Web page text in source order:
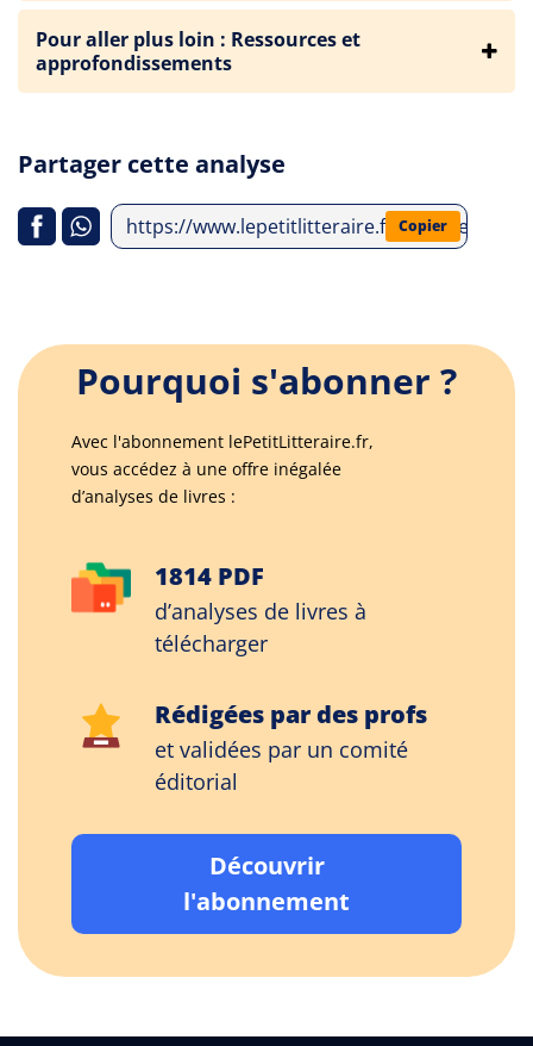
Pour aller plus loin : Ressources et
approfondissements
Partager cette analyse
https://www.lepetitlitteraire.fr/analyses-
Copier
Pourquoi s'abonner ?
Avec l'abonnement lePetitLitteraire.fr,
vous accédez à une offre inégalée
d’analyses de livres :
1814 PDF
d’analyses de livres à
télécharger
Rédigées par des profs
et validées par un comité
éditorial
Découvrir
l'abonnement